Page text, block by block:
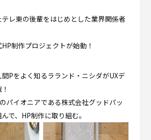
レ東の後輩をはじめとした業界関係者
制作プロジェクトが始動！
Pをよく知るラランド・ニシダがUXデ
パイオニアである株式会社グッドパッ
で、HP制作に取り組む。